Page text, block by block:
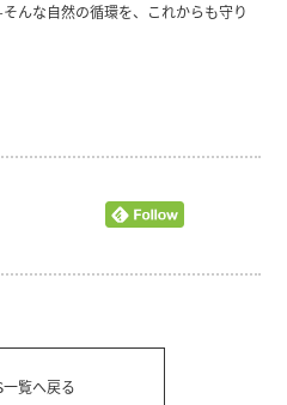
んな自然の循環を、これからも守り
一覧へ戻る